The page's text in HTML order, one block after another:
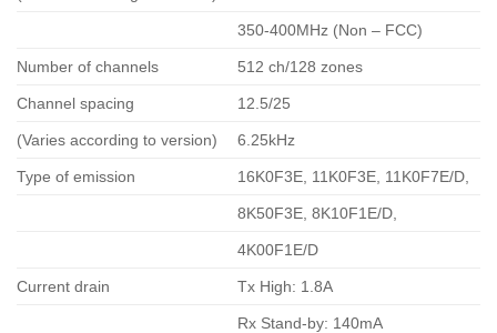
350-400MHz (Non – FCC)
Number of channels 512 ch/128 zones
Channel spacing 12.5/25
(Varies according to version) 6.25kHz
Type of emission 16K0F3E, 11K0F3E, 11K0F7E/D,
8K50F3E, 8K10F1E/D,
4K00F1E/D
Current drain Tx High: 1.8A
Rx Stand-by: 140mA